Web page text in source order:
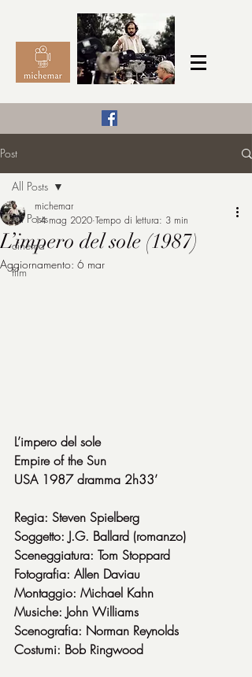
michemar
Post
All Posts
cinema
film
All Posts
L’impero del sole (1987)
michemar
14 mag 2020 Tempo di lettura: 3 min
Aggiornamento: 6 mar
L’impero del sole
Empire of the Sun
USA 1987 dramma 2h33’
Regia: Steven Spielberg
Soggetto: J.G. Ballard (romanzo)
Sceneggiatura: Tom Stoppard
Fotografia: Allen Daviau
Montaggio: Michael Kahn
Musiche: John Williams
Scenografia: Norman Reynolds
Costumi: Bob Ringwood